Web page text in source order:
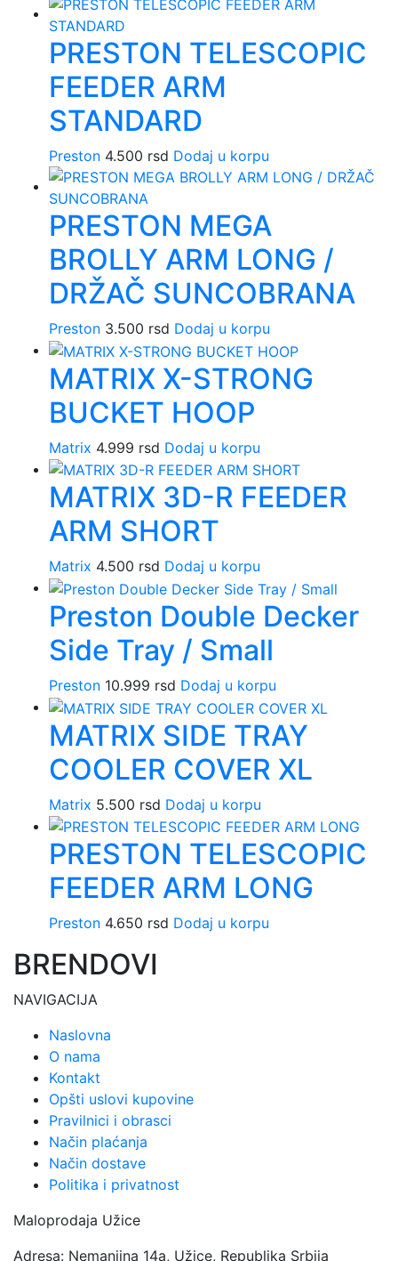
PRESTON TELESCOPIC
FEEDER ARM
STANDARD
Preston 4.500 rsd Dodaj u korpu
PRESTON MEGA
BROLLY ARM LONG /
DRŽAČ SUNCOBRANA
Preston 3.500 rsd Dodaj u korpu
MATRIX X-STRONG
BUCKET HOOP
Matrix 4.999 rsd Dodaj u korpu
MATRIX 3D-R FEEDER
ARM SHORT
Matrix 4.500 rsd Dodaj u korpu
Preston Double Decker
Side Tray / Small
Preston 10.999 rsd Dodaj u korpu
MATRIX SIDE TRAY
COOLER COVER XL
Matrix 5.500 rsd Dodaj u korpu
PRESTON TELESCOPIC
FEEDER ARM LONG
Preston 4.650 rsd Dodaj u korpu
BRENDOVI
NAVIGACIJA
Naslovna
O nama
Kontakt
Opšti uslovi kupovine
Pravilnici i obrasci
Način plaćanja
Način dostave
Politika i privatnost
Maloprodaja Užice
Adresa: Nemanjina 14a, Užice, Republika Srbija